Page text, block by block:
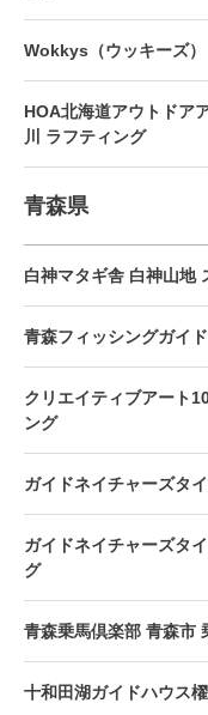
Wokkys（ウッキーズ）
HOA北海道アウトドア
川 ラフティング
青森県
白神マタギ舎 白神山地
青森フィッシングガイ
クリエイティブアート
ング
ガイドネイチャーズタ
ガイドネイチャーズタ
グ
青森乗馬倶楽部 青森市
十和田湖ガイドハウス